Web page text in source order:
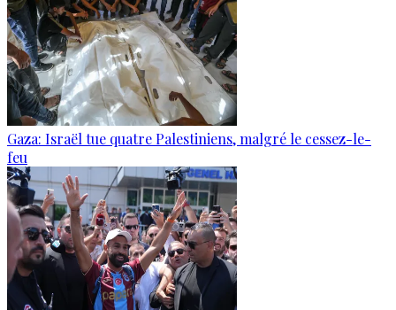
Gaza: Israël tue quatre Palestiniens, malgré le cessez-le-
feu